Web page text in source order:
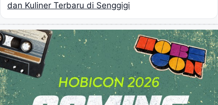
dan Kuliner Terbaru di Senggigi